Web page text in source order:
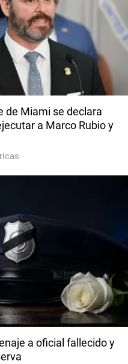
de Miami se declara
a Marco Rubio y
a oficial fallecido y